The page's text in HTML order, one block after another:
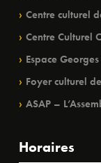
Centre culturel
Centre Culturel
Espace
Foyer culturel
ASAP –
Horaires